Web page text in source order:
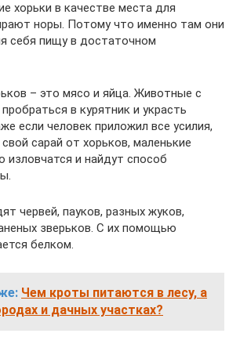
хорьки в качестве места для
норы. Потому что именно там они
себя пищу в достаточном
– это мясо и яйца. Животные с
в курятник и украсть
если человек приложил все усилия,
сарай от хорьков, маленькие
изловчатся и найдут способ
червей, пауков, разных жуков,
зверьков. С их помощью
белком.
Чем кроты питаются в лесу, а
и дачных участках?